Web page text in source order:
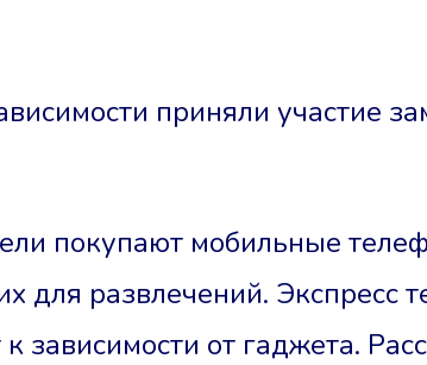
приняли участие
покупают мобильные
для развлечений. Экспресс
зависимости от гаджета.